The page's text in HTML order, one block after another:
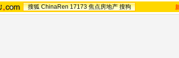
搜狐 ChinaRen 17173 焦点房地产 搜狗